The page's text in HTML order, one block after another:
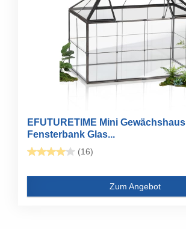
EFUTURETIME Mini Gewächshaus
Fensterbank Glas...
(16)
Zum Angebot